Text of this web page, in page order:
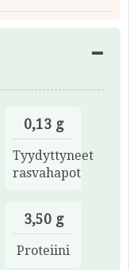
0,13 g
Tyydyttyneet
rasvahapot
3,50 g
Proteiini